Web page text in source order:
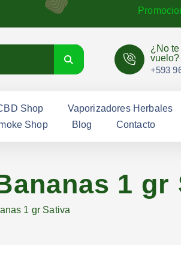
¿No te
+593
Shop
Vaporizadores Herbales
Shop Blog Contacto
1 gr
1 gr Sativa